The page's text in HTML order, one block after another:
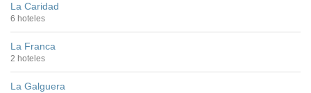
La Caridad
6 hoteles
La Franca
2 hoteles
La Galguera